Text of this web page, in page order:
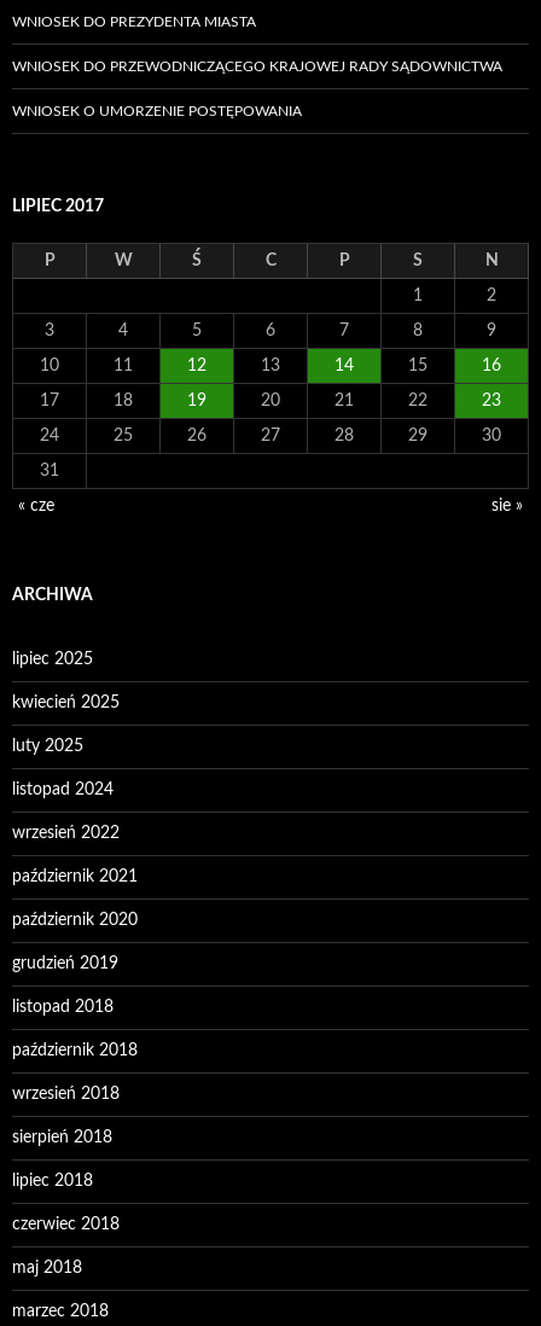
WNIOSEK DO PREZYDENTA MIASTA
WNIOSEK DO PRZEWODNICZĄCEGO KRAJOWEJ RADY SĄDOWNICTWA
WNIOSEK O UMORZENIE POSTĘPOWANIA
LIPIEC 2017
P W Ś C P S N
1 2
3 4 5 6 7 8 9
10 11 12 13 14 15 16
17 18 19 20 21 22 23
24 25 26 27 28 29 30
31
« cze sie »
ARCHIWA
lipiec 2025
kwiecień 2025
luty 2025
listopad 2024
wrzesień 2022
październik 2021
październik 2020
grudzień 2019
listopad 2018
październik 2018
wrzesień 2018
sierpień 2018
lipiec 2018
czerwiec 2018
maj 2018
marzec 2018